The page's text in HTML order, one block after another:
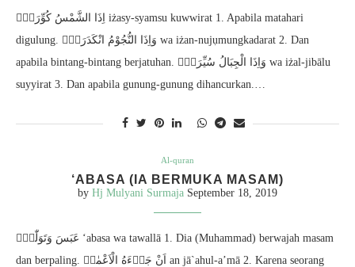
اِذَا الشَّمْسُ كُوِّرَتْۖ iżasy-syamsu kuwwirat 1. Apabila matahari
digulung. وَاِذَا النُّجُوْمُ انْكَدَرَتْۖ wa iżan-nujụmungkadarat 2. Dan
apabila bintang-bintang berjatuhan. وَاِذَا الْجِبَالُ سُيِّرَتْۖ wa iżal-jibālu
suyyirat 3. Dan apabila gunung-gunung dihancurkan.…
Al-quran
‘ABASA (IA BERMUKA MASAM)
by Hj Mulyani Surmaja September 18, 2019
عَبَسَ وَتَوَلّٰىٓۙ ‘abasa wa tawallā 1. Dia (Muhammad) berwajah masam
dan berpaling. اَنْ جَاۤءَهُ الْاَعْمٰىۗ an jā`ahul-a’mā 2. Karena seorang